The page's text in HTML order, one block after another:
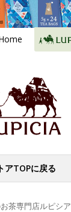
アTOPに戻る
茶専門店ルピシア